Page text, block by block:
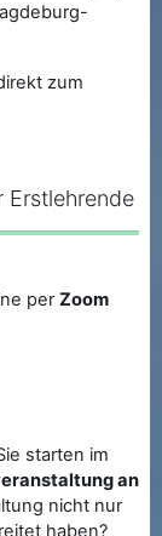
zum
Erstlehrende
perZoom
starten im
an
nicht nur
haben?